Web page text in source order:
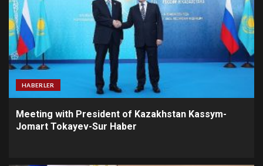
HABERLER
Meeting with President of Kazakhstan Kassym-
Jomart Tokayev-Sur Haber